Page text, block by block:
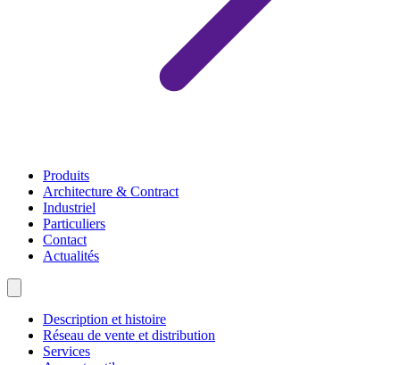
Produits
Architecture & Contract
Industriel
Particuliers
Contact
Actualités
Description et histoire
Réseau de vente et distribution
Services